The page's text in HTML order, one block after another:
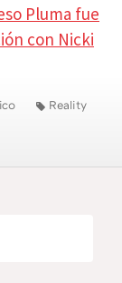
Pluma fue
con Nicki
Reality